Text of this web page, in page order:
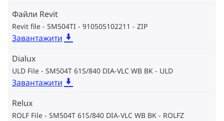
Файли Revit
Revit file - SM504TI - 910505102211 ZIP
Завантажити
Dialux
ULD File - SM504T 61S/840 DIA-VLC WB BK ULD
Завантажити
Relux
ROLF File - SM504T 61S/840 DIA-VLC WB BK ROLFZ